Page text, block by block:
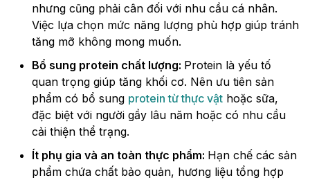
nhưng cũng phải cân đối với nhu cầu cá nhân.
Việc lựa chọn mức năng lượng phù hợp giúp tránh
tăng mỡ không mong muốn.
Bổ sung protein chất lượng: Protein là yếu tố
quan trọng giúp tăng khối cơ. Nên ưu tiên sản
phẩm có bổ sung protein từ thực vật hoặc sữa,
đặc biệt với người gầy lâu năm hoặc có nhu cầu
cải thiện thể trạng.
Ít phụ gia và an toàn thực phẩm: Hạn chế các sản
phẩm chứa chất bảo quản, hương liệu tổng hợp